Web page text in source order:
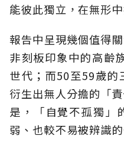
能彼此獨立，在無形
報告中呈現幾個值得
非刻板印象中的高齡
世代；而50至59歲的
衍生出無人分擔的「
是，「自覺不孤獨」
弱、也較不易被辨識的